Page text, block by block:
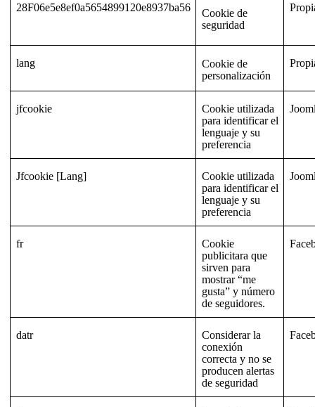
28F06e5e8ef0a5654899120e8937ba56
Cookie de
seguridad
lang
Cookie de
personalización
jfcookie
Cookie utilizada
para identificar el
lenguaje y su
preferencia
Jfcookie [Lang]
Cookie utilizada
para identificar el
lenguaje y su
preferencia
fr
Cookie
publicitara que
sirven para
mostrar “me
gusta” y número
de seguidores.
datr
Considerar la
conexión
correcta y no se
producen alertas
de seguridad